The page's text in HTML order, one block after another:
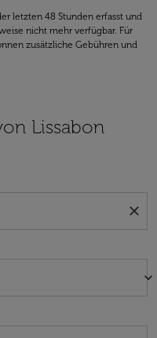
letzten 48 Stunden erfasst und
nicht mehr verfügbar. Für
zusätzliche Gebühren und
Lissabon
close
keyboard_arrow_down